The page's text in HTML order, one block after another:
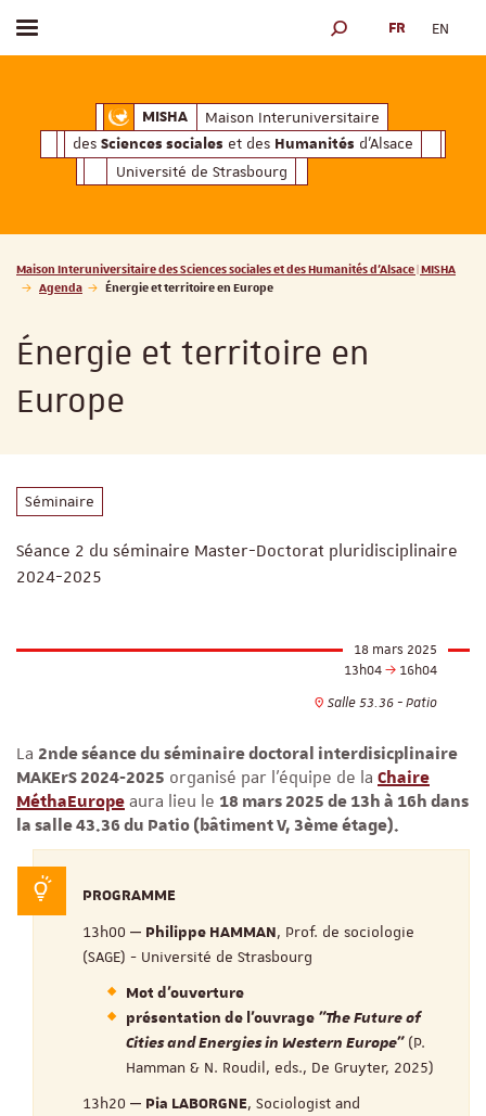
MISHAMaison Interuniversitaire des
Maison Interuniversitaire
des Sciences sociales et des Humanités d'Alsace
Université de Strasbourg
Afficher / masquer le menu MOTEUR DE
FR EN
Vous êtes ici :
Maison Interuniversitaire des Sciences sociales et des Humanités d'Alsace | MISHA
Agenda
Énergie et territoire en Europe
Énergie et territoire en
Europe
Séminaire
Séance 2 du séminaire Master-Doctorat pluridisciplinaire
2024-2025
18 mars 2025
13h04
16h04
Salle 53.36 - Patio
La 2nde séance du séminaire doctoral interdisicplinaire
MAKErS 2024-2025 organisé par l'équipe de la Chaire
MéthaEurope aura lieu le 18 mars 2025 de 13h à 16h dans
la salle 43.36 du Patio (bâtiment V, 3ème étage).
PROGRAMME
13h00 ‒ Philippe HAMMAN, Prof. de sociologie
(SAGE) - Université de Strasbourg
Mot d'ouverture
présentation de l’ouvrage "The Future of
Cities and Energies in Western Europe"(P.
Hamman & N. Roudil, eds., De Gruyter, 2025)
13h20 ‒ Pia LABORGNE, Sociologist and